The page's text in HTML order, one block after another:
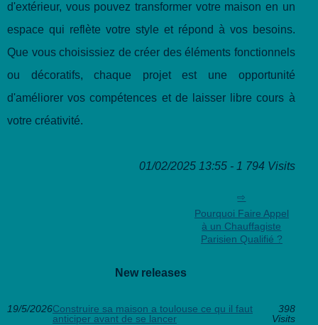
d'extérieur, vous pouvez transformer votre maison en un
espace qui reflète votre style et répond à vos besoins.
Que vous choisissiez de créer des éléments fonctionnels
ou décoratifs, chaque projet est une opportunité
d'améliorer vos compétences et de laisser libre cours à
votre créativité.
01/02/2025 13:55 - 1 794 Visits
Pourquoi Faire Appel
à un Chauffagiste
Parisien Qualifié ?
New releases
19/5/2026Construire sa maison a toulouse ce qu il faut
anticiper avant de se lancer
398
Visits